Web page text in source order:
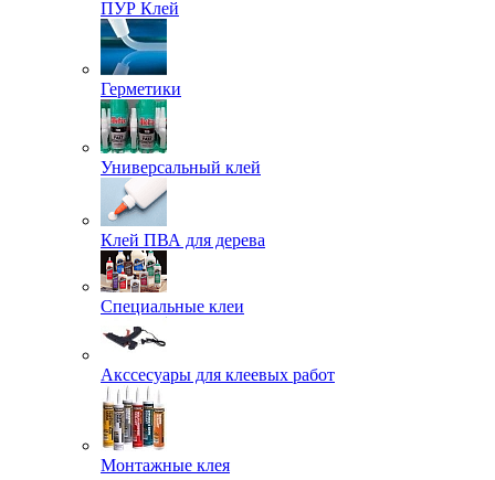
ПУР Клей
Герметики
Универсальный клей
Клей ПВА для дерева
Специальные клеи
Акссесуары для клеевых работ
Монтажные клея